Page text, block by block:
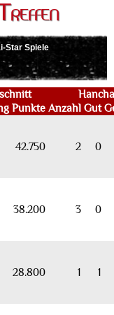
Star Spiele
Punkte Anzahl Gut
42.750 2 0
38.200 3 0
28.800 1 1